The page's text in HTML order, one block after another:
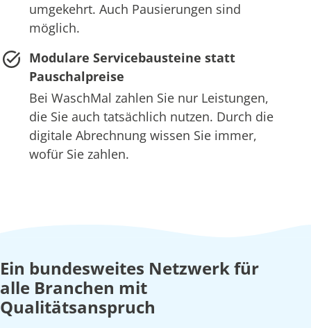
umgekehrt. Auch Pausierungen sind
möglich.
Modulare Servicebausteine statt
Pauschalpreise
Bei WaschMal zahlen Sie nur Leistungen,
die Sie auch tatsächlich nutzen. Durch die
digitale Abrechnung wissen Sie immer,
wofür Sie zahlen.
Ein bundesweites Netzwerk für
alle Branchen mit
Qualitätsanspruch